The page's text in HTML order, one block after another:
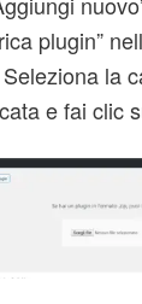
plugin”
la
e fai clic